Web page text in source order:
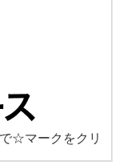
で☆マークをクリ